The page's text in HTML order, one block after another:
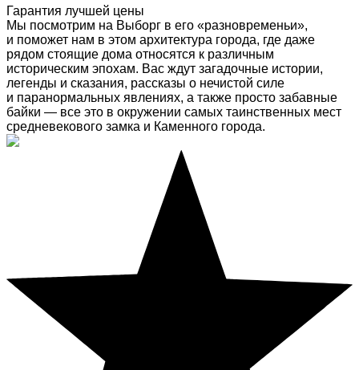
Гарантия лучшей цены
Мы посмотрим на Выборг в его «разновременьи»,
и поможет нам в этом архитектура города, где даже
рядом стоящие дома относятся к различным
историческим эпохам. Вас ждут загадочные истории,
легенды и сказания, рассказы о нечистой силе
и паранормальных явлениях, а также просто забавные
байки — все это в окружении самых таинственных мест
средневекового замка и Каменного города.